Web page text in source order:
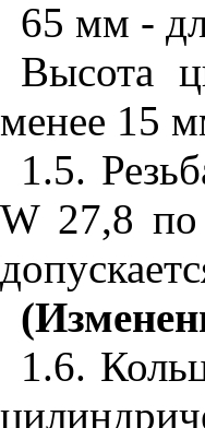
65 мм -
Высота
менее 15
1.5.
W 27,8
1.6.